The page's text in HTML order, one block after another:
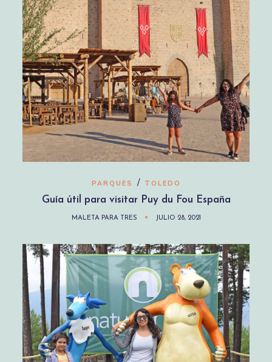
PARQUES / TOLEDO
Guía útil para visitar Puy du Fou España
MALETA PARA TRES JULIO 28, 2021